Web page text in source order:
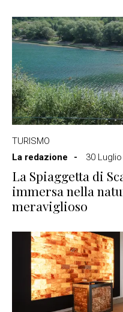
TURISMO
La redazione
30
La Spiaggetta di
immersa nella
meraviglioso